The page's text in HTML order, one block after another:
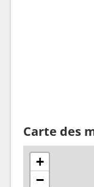
Carte des
+
−